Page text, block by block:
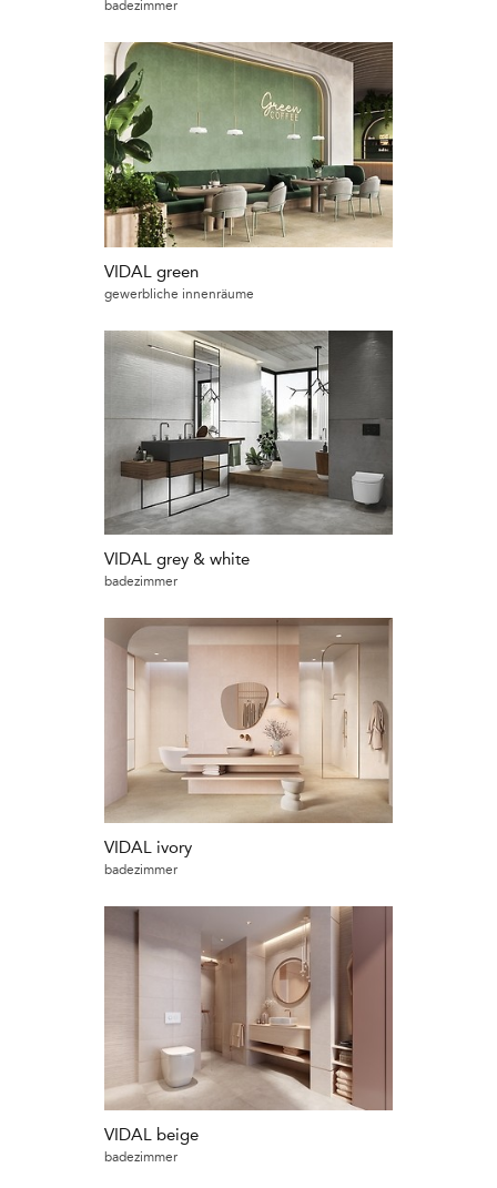
badezimmer
VIDAL green
gewerbliche innenräume
VIDAL grey & white
badezimmer
VIDAL ivory
badezimmer
VIDAL beige
badezimmer